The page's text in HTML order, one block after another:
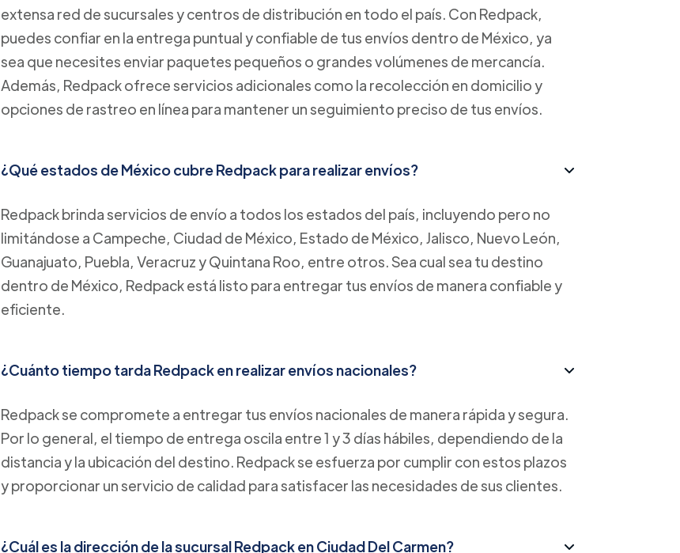
extensa red de sucursales y centros de distribución en todo el país. Con Redpack,
puedes confiar en la entrega puntual y confiable de tus envíos dentro de México, ya
sea que necesites enviar paquetes pequeños o grandes volúmenes de mercancía.
Además, Redpack ofrece servicios adicionales como la recolección en domicilio y
opciones de rastreo en línea para mantener un seguimiento preciso de tus envíos.
¿Qué estados de México cubre Redpack para realizar envíos?
Redpack brinda servicios de envío a todos los estados del país, incluyendo pero no
limitándose a Campeche, Ciudad de México, Estado de México, Jalisco, Nuevo León,
Guanajuato, Puebla, Veracruz y Quintana Roo, entre otros. Sea cual sea tu destino
dentro de México, Redpack está listo para entregar tus envíos de manera confiable y
eficiente.
¿Cuánto tiempo tarda Redpack en realizar envíos nacionales?
Redpack se compromete a entregar tus envíos nacionales de manera rápida y segura.
Por lo general, el tiempo de entrega oscila entre 1 y 3 días hábiles, dependiendo de la
distancia y la ubicación del destino. Redpack se esfuerza por cumplir con estos plazos
y proporcionar un servicio de calidad para satisfacer las necesidades de sus clientes.
¿Cuál es la dirección de la sucursal Redpack en Ciudad Del Carmen?